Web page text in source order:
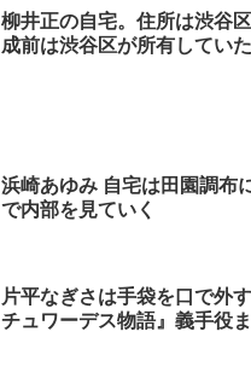
柳井正の自宅。住所は渋谷
成前は渋谷区が所有していた
浜崎あゆみ 自宅は田園調布
で内部を見ていく
片平なぎさは手袋を口で外
チュワーデス物語』義手役